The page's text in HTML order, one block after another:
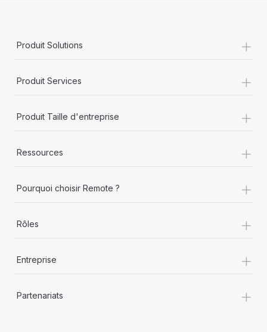
Produit Solutions +
Produit Services +
Produit Taille d'entreprise +
Ressources +
Pourquoi choisir Remote ? +
Rôles +
Entreprise +
Partenariats +